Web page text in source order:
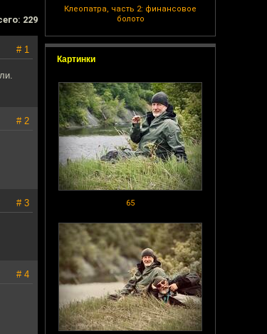
Клеопатра, часть 2: финансовое
болото
Картинки
65
229
# 1
# 2
# 3
# 4